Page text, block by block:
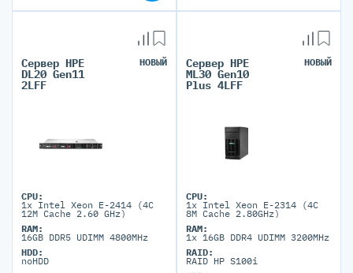
Сервер HPE
DL20 Gen11
2LFF
НОВЫЙ
CPU:
1x Intel Xeon E-2414 (4C
12M Cache 2.60 GHz)
RAM:
16GB DDR5 UDIMM 4800MHz
HDD:
noHDD
Сервер HPE
ML30 Gen10
Plus 4LFF
НОВЫЙ
CPU:
1x Intel Xeon E-2314 (4C
8M Cache 2.80GHz)
RAM:
1x 16GB DDR4 UDIMM 3200MHz
RAID:
RAID HP S100i